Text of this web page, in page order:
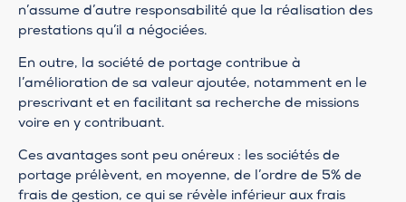
n’assume d’autre responsabilité que la réalisation des
prestations qu’il a négociées.
En outre, la société de portage contribue à
l’amélioration de sa valeur ajoutée, notamment en le
prescrivant et en facilitant sa recherche de missions
voire en y contribuant.
Ces avantages sont peu onéreux : les sociétés de
portage prélèvent, en moyenne, de l’ordre de 5% de
frais de gestion, ce qui se révèle inférieur aux frais